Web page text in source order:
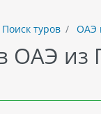
Поиск туров ОАЭ
ОАЭ из